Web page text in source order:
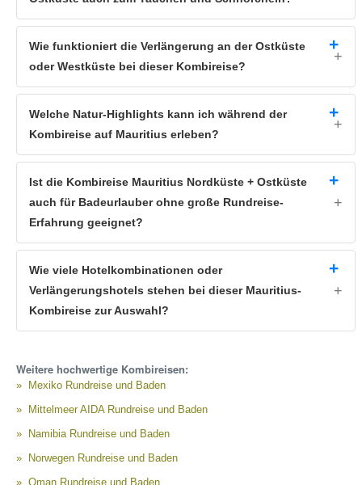
Wie funktioniert die Verlängerung an der Ostküste
oder Westküste bei dieser Kombireise?
Welche Natur-Highlights kann ich während der
Kombireise auf Mauritius erleben?
Ist die Kombireise Mauritius Nordküste + Ostküste
auch für Badeurlauber ohne große Rundreise-
Erfahrung geeignet?
Wie viele Hotelkombinationen oder
Verlängerungshotels stehen bei dieser Mauritius-
Kombireise zur Auswahl?
Weitere hochwertige Kombireisen:
Mexiko Rundreise und Baden
Mittelmeer AIDA Rundreise und Baden
Namibia Rundreise und Baden
Norwegen Rundreise und Baden
Oman Rundreise und Baden